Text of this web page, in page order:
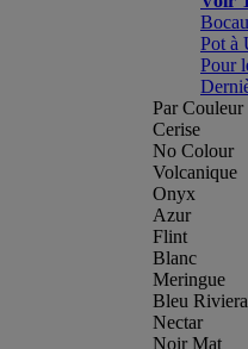
Pot à
Pour
Par Couleur
Cerise
No Colour
Volcanique
Onyx
Azur
Flint
Blanc
Meringue
Bleu Riviera
Nectar
Noir Mat